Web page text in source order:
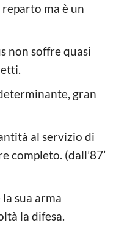
ma è un
non soffre quasi
gran
al servizio di
completo. (dall’87’
sua arma
la difesa.